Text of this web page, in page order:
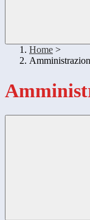
Home >